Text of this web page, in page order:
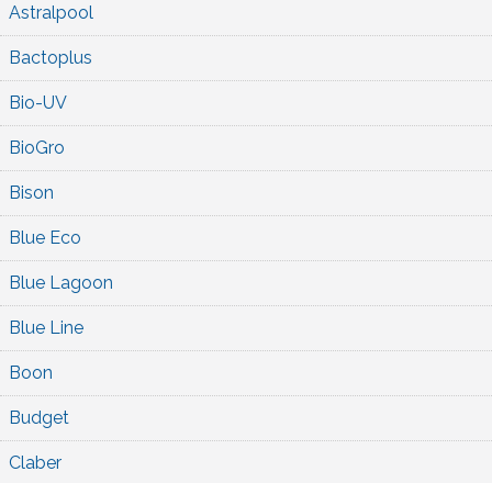
Astralpool
Bactoplus
Bio-UV
BioGro
Bison
Blue Eco
Blue Lagoon
Blue Line
Boon
Budget
Claber